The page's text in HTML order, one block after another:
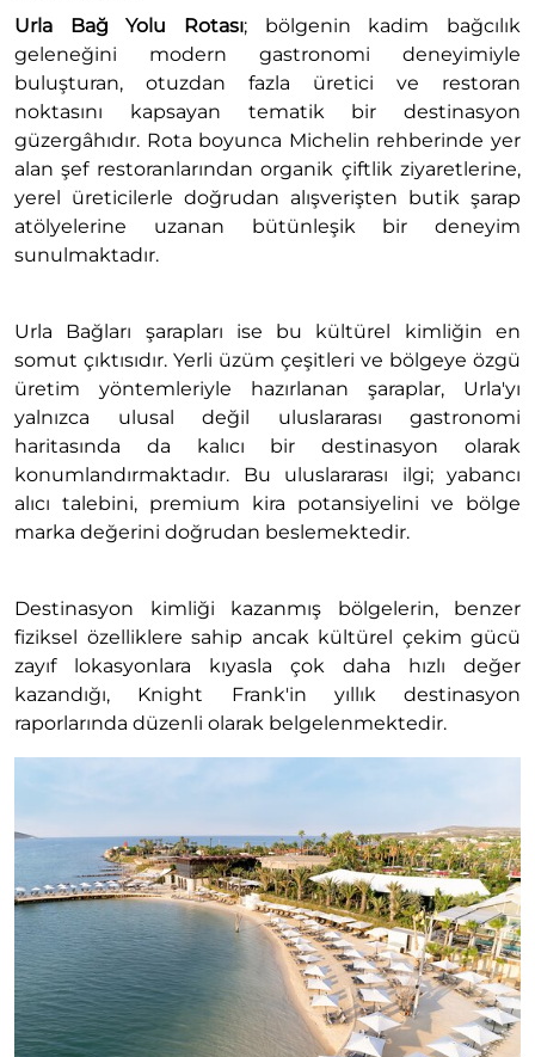
Urla Bağ Yolu Rotası; bölgenin kadim bağcılık
geleneğini modern gastronomi deneyimiyle
buluşturan, otuzdan fazla üretici ve restoran
noktasını kapsayan tematik bir destinasyon
güzergâhıdır. Rota boyunca Michelin rehberinde yer
alan şef restoranlarından organik çiftlik ziyaretlerine,
yerel üreticilerle doğrudan alışverişten butik şarap
atölyelerine uzanan bütünleşik bir deneyim
sunulmaktadır.
Urla Bağları şarapları ise bu kültürel kimliğin en
somut çıktısıdır. Yerli üzüm çeşitleri ve bölgeye özgü
üretim yöntemleriyle hazırlanan şaraplar, Urla'yı
yalnızca ulusal değil uluslararası gastronomi
haritasında da kalıcı bir destinasyon olarak
konumlandırmaktadır. Bu uluslararası ilgi; yabancı
alıcı talebini, premium kira potansiyelini ve bölge
marka değerini doğrudan beslemektedir.
Destinasyon kimliği kazanmış bölgelerin, benzer
fiziksel özelliklere sahip ancak kültürel çekim gücü
zayıf lokasyonlara kıyasla çok daha hızlı değer
kazandığı, Knight Frank'in yıllık destinasyon
raporlarında düzenli olarak belgelenmektedir.